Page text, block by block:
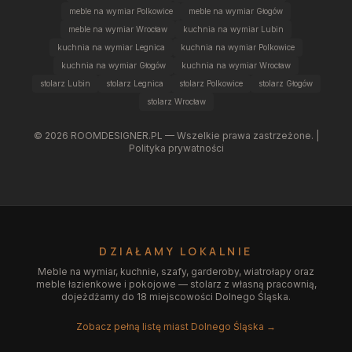
meble na wymiar Polkowice
meble na wymiar Głogów
meble na wymiar Wrocław
kuchnia na wymiar Lubin
kuchnia na wymiar Legnica
kuchnia na wymiar Polkowice
kuchnia na wymiar Głogów
kuchnia na wymiar Wrocław
stolarz Lubin
stolarz Legnica stolarz Polkowice
stolarz Głogów
stolarz Wrocław
© 2026 ROOMDESIGNER.PL — Wszelkie prawa zastrzeżone. |
Polityka prywatności
DZIAŁAMY LOKALNIE
Meble na wymiar, kuchnie, szafy, garderoby, wiatrołapy oraz
meble łazienkowe i pokojowe — stolarz z własną pracownią,
dojeżdżamy do 18 miejscowości Dolnego Śląska.
Zobacz pełną listę miast Dolnego Śląska →